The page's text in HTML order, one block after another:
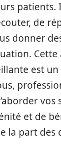
patients.
de
donner
Cette
est
vos
et de
la part des